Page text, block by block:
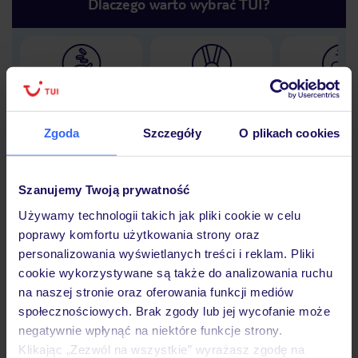
Zgoda Szczegóły O plikach cookies
Szanujemy Twoją prywatność
Używamy technologii takich jak pliki cookie w celu
poprawy komfortu użytkowania strony oraz
personalizowania wyświetlanych treści i reklam. Pliki
cookie wykorzystywane są także do analizowania ruchu
na naszej stronie oraz oferowania funkcji mediów
społecznościowych. Brak zgody lub jej wycofanie może
negatywnie wpłynąć na niektóre funkcje strony.
Klikając „Zezwól na wszystkie” wyrażasz zgodę na
Lider niskich cen 30 lat w
Hotel
Opinie
Pokoje